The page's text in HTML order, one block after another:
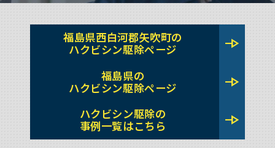
福島県西白河郡矢吹町の
ハクビシン駆除ページ
line_end_arrow
福島県の
ハクビシン駆除ページ
line_end_arrow
ハクビシン駆除の
事例一覧はこちら
line_end_arrow